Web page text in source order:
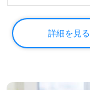
・交通費全額支給
詳細を見る